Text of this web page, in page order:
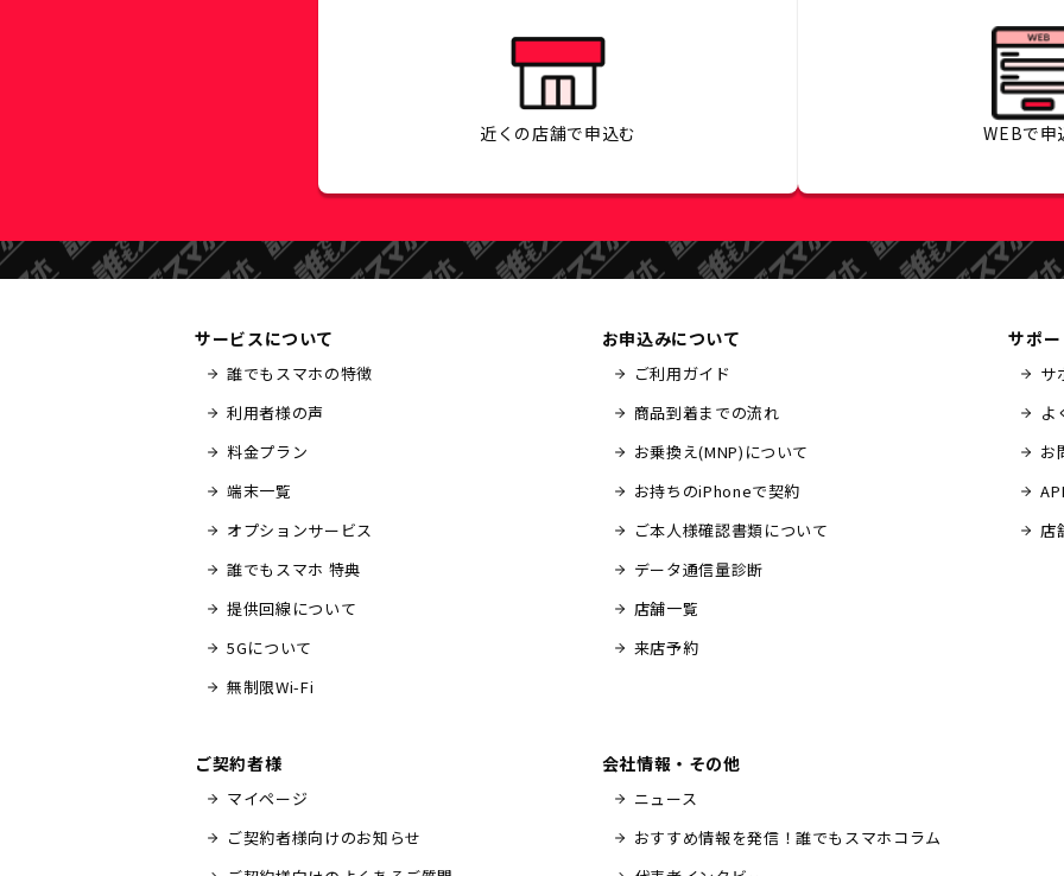
近くの店舗で申込む WEBで申
サービスについて
誰でもスマホの特徴
利用者様の声
料金プラン
端末一覧
オプションサービス
誰でもスマホ 特典
提供回線について
5Gについて
無制限Wi-Fi
お申込みについて
ご利用ガイド
商品到着までの流れ
お乗換え(MNP)について
お持ちのiPhoneで契約
ご本人様確認書類について
データ通信量診断
店舗一覧
来店予約
サポ
サ
よ
お
店
ご契約者様
マイページ
ご契約者様向けのお知らせ
会社情報・その他
ニュース
おすすめ情報を発信！誰でもスマホコラム